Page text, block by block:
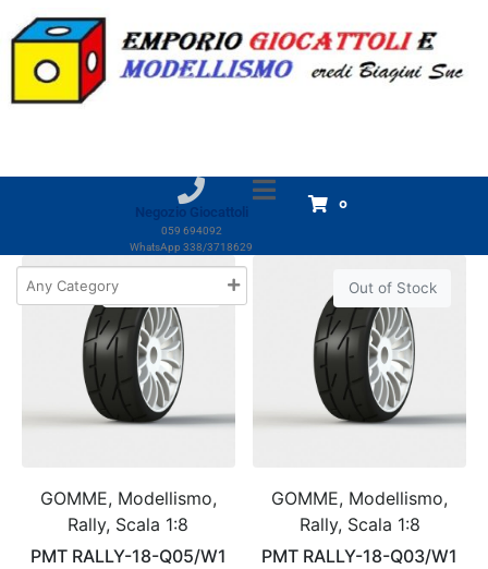
Negozio Giocattoli
059 694092
WhatsApp 338/3718629
0
Home Prodotti PMT
PMT
Out of Stock
GOMME, Modellismo,
Rally, Scala 1:8
PMT RALLY-18-Q05/W1
Out of Stock
GOMME, Modellismo,
Rally, Scala 1:8
PMT RALLY-18-Q03/W1